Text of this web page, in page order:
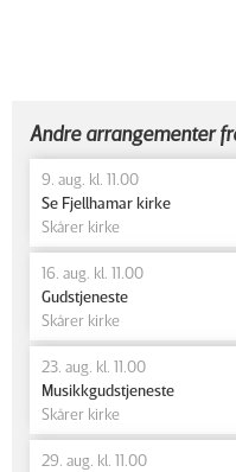
Andre arrangementer
9. aug. kl. 11.00
Se Fjellhamar kirke
Skårer kirke
16. aug. kl. 11.00
Gudstjeneste
Skårer kirke
23. aug. kl. 11.00
Musikkgudstjeneste
Skårer kirke
29. aug. kl. 11.00